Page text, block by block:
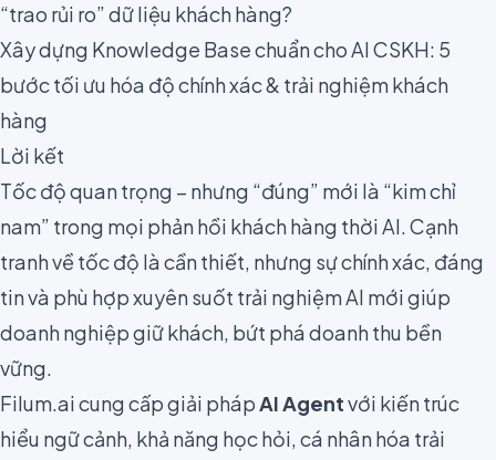
“trao rủi ro” dữ liệu khách hàng?
Xây dựng Knowledge Base chuẩn cho AI CSKH: 5
bước tối ưu hóa độ chính xác & trải nghiệm khách
hàng
Lời kết
Tốc độ quan trọng – nhưng “đúng” mới là “kim chỉ
nam” trong mọi phản hồi khách hàng thời AI. Cạnh
tranh về tốc độ là cần thiết, nhưng sự chính xác, đáng
tin và phù hợp xuyên suốt trải nghiệm AI mới giúp
doanh nghiệp giữ khách, bứt phá doanh thu bền
vững.
Filum.ai cung cấp giải phápAI Agentvới kiến trúc
hiểu ngữ cảnh, khả năng học hỏi, cá nhân hóa trải